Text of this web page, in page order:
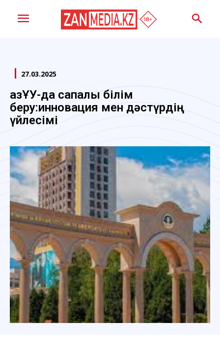
27.03.2025
ҚазҰУ-да сапалы білім
беру:инновация мен дәстүрдің
үйлесімі